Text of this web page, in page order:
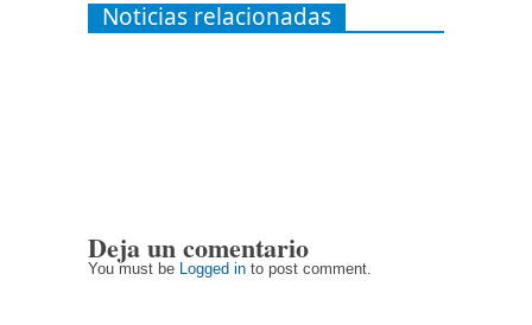
Noticias relacionadas
Deja un comentario
You must be Logged in to post comment.